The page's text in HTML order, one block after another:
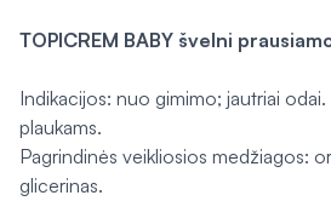
TOPICREM BABY švelni
Indikacijos: nuo gimimo; jautriai odai.
plaukams.
Pagrindinės veikliosios medžiagos:
glicerinas.